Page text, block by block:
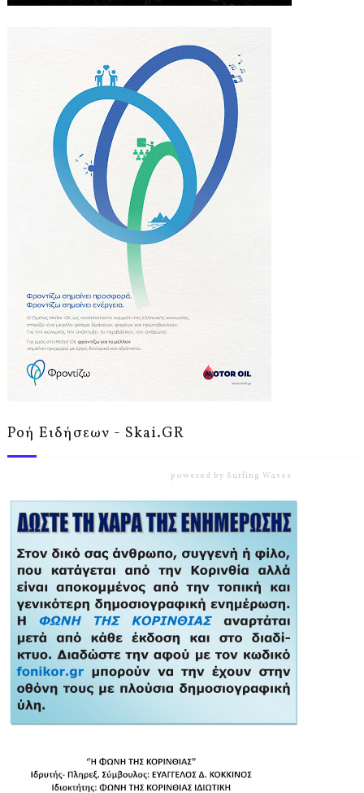
Ροή Ειδήσεων - Skai.GR
powered by Surfing Waves